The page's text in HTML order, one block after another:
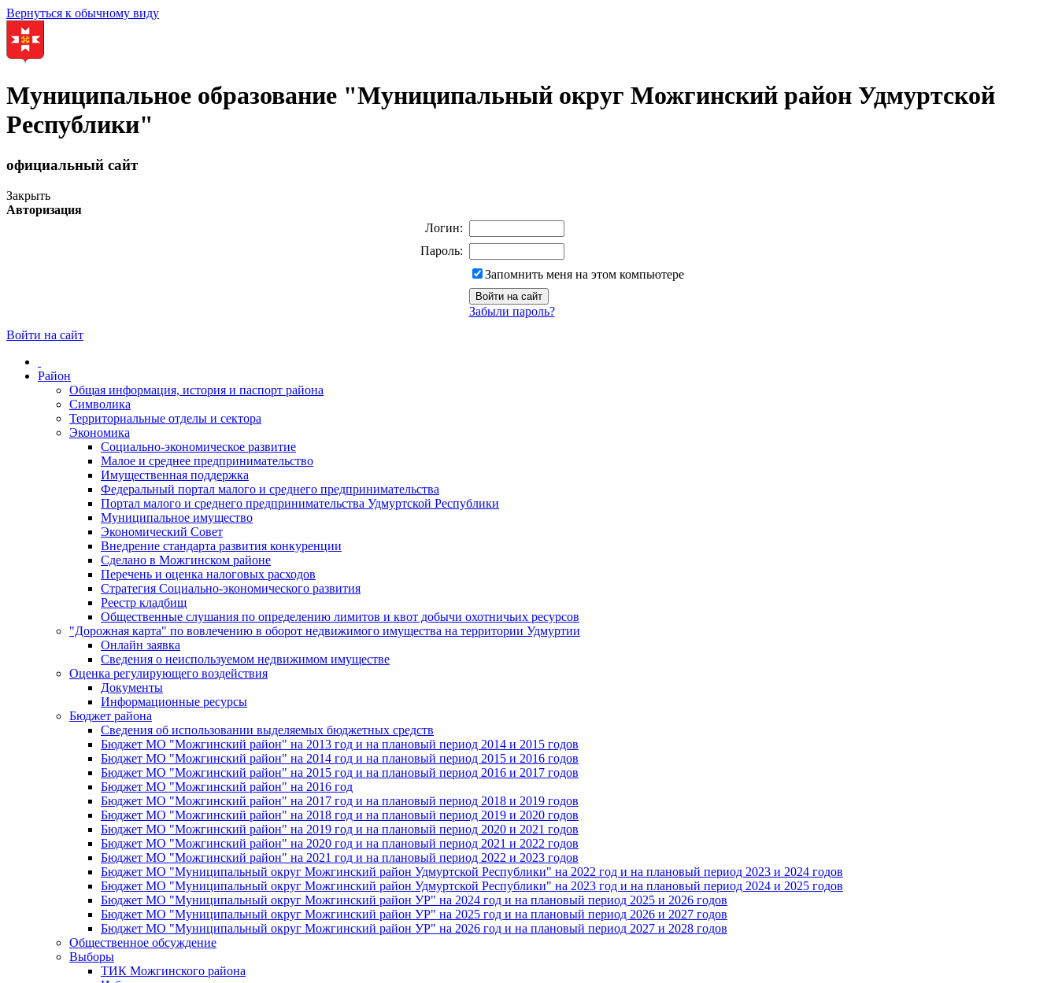
Вернуться к обычному виду
Муниципальное образование "Муниципальный округ Можгинский район Удмуртской
Республики"
официальный сайт
Закрыть
Авторизация
Логин:
Пароль:
Запомнить меня на этом компьютере
Забыли пароль?
Войти на сайт
Район
Общая информация, история и паспорт района
Символика
Территориальные отделы и сектора
Экономика
Социально-экономическое развитие
Малое и среднее предпринимательство
Имущественная поддержка
Федеральный портал малого и среднего предпринимательства
Портал малого и среднего предпринимательства Удмуртской Республики
Муниципальное имущество
Экономический Совет
Внедрение стандарта развития конкуренции
Сделано в Можгинском районе
Перечень и оценка налоговых расходов
Стратегия Социально-экономического развития
Реестр кладбищ
Общественные слушания по определению лимитов и квот добычи охотничьих ресурсов
"Дорожная карта" по вовлечению в оборот недвижимого имущества на территории Удмуртии
Онлайн заявка
Сведения о неиспользуемом недвижимом имуществе
Оценка регулирующего воздействия
Документы
Информационные ресурсы
Бюджет района
Сведения об использовании выделяемых бюджетных средств
Бюджет МО "Можгинский район" на 2013 год и на плановый период 2014 и 2015 годов
Бюджет МО "Можгинский район" на 2014 год и на плановый период 2015 и 2016 годов
Бюджет МО "Можгинский район" на 2015 год и на плановый период 2016 и 2017 годов
Бюджет МО "Можгинский район" на 2016 год
Бюджет МО "Можгинский район" на 2017 год и на плановый период 2018 и 2019 годов
Бюджет МО "Можгинский район" на 2018 год и на плановый период 2019 и 2020 годов
Бюджет МО "Можгинский район" на 2019 год и на плановый период 2020 и 2021 годов
Бюджет МО "Можгинский район" на 2020 год и на плановый период 2021 и 2022 годов
Бюджет МО "Можгинский район" на 2021 год и на плановый период 2022 и 2023 годов
Бюджет МО "Муниципальный округ Можгинский район Удмуртской Республики" на 2022 год и на плановый период 2023 и 2024 годов
Бюджет МО "Муниципальный округ Можгинский район Удмуртской Республики" на 2023 год и на плановый период 2024 и 2025 годов
Бюджет МО "Муниципальный округ Можгинский район УР" на 2024 год и на плановый период 2025 и 2026 годов
Бюджет МО "Муниципальный округ Можгинский район УР" на 2025 год и на плановый период 2026 и 2027 годов
Бюджет МО "Муниципальный округ Можгинский район УР" на 2026 год и на плановый период 2027 и 2028 годов
Общественное обсуждение
Выборы
ТИК Можгинского района